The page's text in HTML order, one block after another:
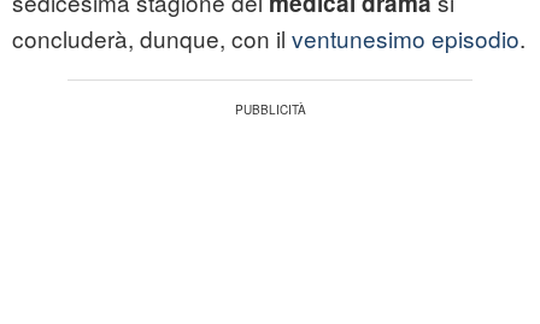
concluderà, dunque, con il ventunesimo episodio.